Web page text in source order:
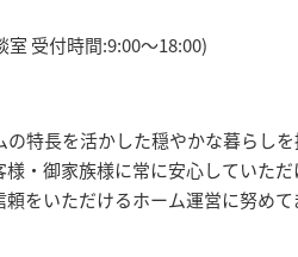
受付時間:9:00～18:00)
特長を活かした穏やかな暮らし
・御家族様に常に安心していた
をいただけるホーム運営に努め